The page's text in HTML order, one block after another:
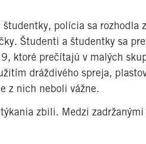
polícia sa rozhodla
Študenti a študentky sa
ktoré prečítajú v malých
dráždivého spreja,
z nich neboli vážne.
zbili. Medzi